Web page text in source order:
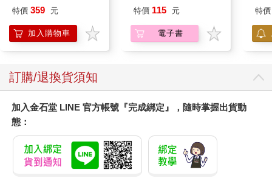
IM00B11PK
特價 359 元
加入購物車
Story of the Battalion～
特價 115 元
電子書
特價
訂購/退換貨須知
加入金石堂 LINE 官方帳號『完成綁定』，隨時掌握出貨動
態：